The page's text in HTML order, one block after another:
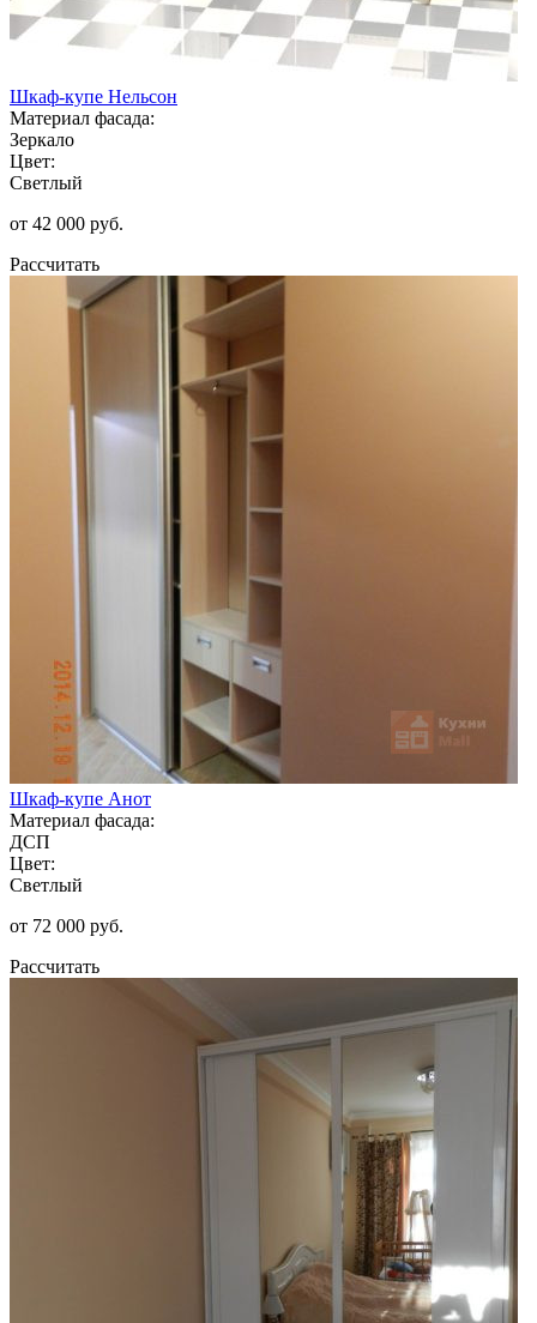
Шкаф-купе Нельсон
Материал фасада:
Зеркало
Цвет:
Светлый
от 42 000 руб.
Рассчитать
Шкаф-купе Анот
Материал фасада:
ДСП
Цвет:
Светлый
от 72 000 руб.
Рассчитать